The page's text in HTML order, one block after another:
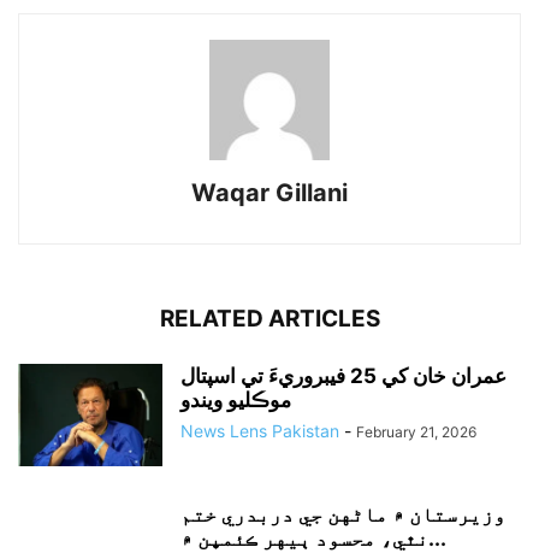
Waqar Gillani
RELATED ARTICLES
عمران خان کي 25 فيبروريءَ تي اسپتال
موڪليو ويندو
News Lens Pakistan - February 21, 2026
وزيرستان ۾ ماڻهن جي دربدري ختم
نٿي، محسود ٻيهر ڪئمپن ۾...